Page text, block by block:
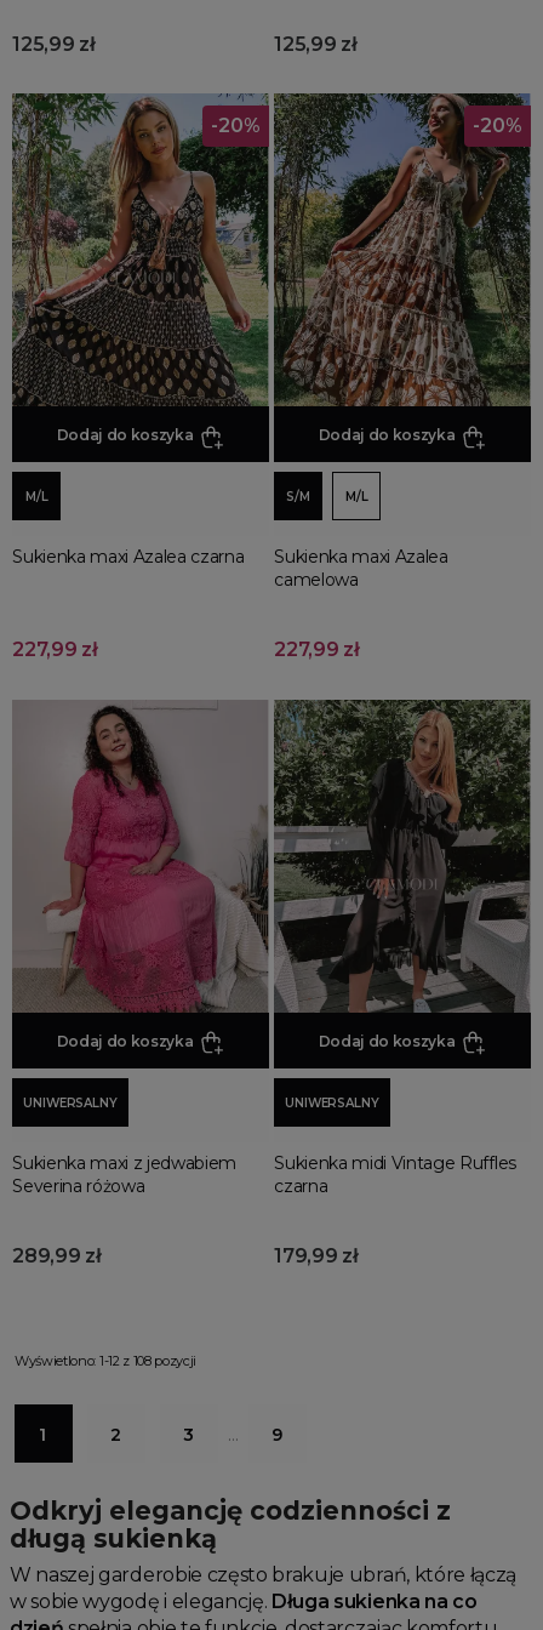
125,99 zł 125,99 zł
Dodaj do koszyka
M/L
Sukienka maxi Azalea czarna
227,99 zł
-20%
Dodaj do koszyka
S/M M/L
Sukienka maxi Azalea
camelowa
227,99 zł
-20%
Dodaj do koszyka
UNIWERSALNY
Sukienka maxi z jedwabiem
Severina różowa
289,99 zł
Dodaj do koszyka
UNIWERSALNY
Sukienka midi Vintage Ruffles
czarna
179,99 zł
Wyświetlono: 1-12 z 108 pozycji
1 2 3 … 9
Odkryj elegancję codzienności z
długą sukienką
W naszej garderobie często brakuje ubrań, które łączą
w sobie wygodę i elegancję. Długa sukienka na co